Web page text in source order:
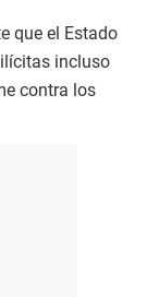
que el Estado
incluso
contra los